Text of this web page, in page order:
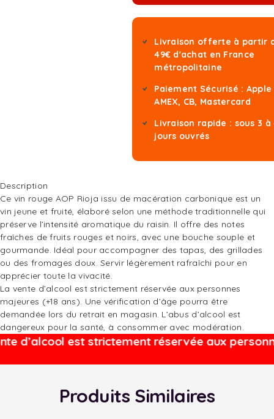
Livraison offerte à partir
49€ d'achat en France
métropolitaine
Paiement Sécurisé : Apple
AMEX, CB, Mastercard
Livraison rapide : sous 3 à
jours ouvrés
Description
Ce vin rouge AOP Rioja issu de macération carbonique est un
vin jeune et fruité, élaboré selon une méthode traditionnelle qui
préserve l’intensité aromatique du raisin. Il offre des notes
fraîches de fruits rouges et noirs, avec une bouche souple et
gourmande. Idéal pour accompagner des tapas, des grillades
ou des fromages doux. Servir légèrement rafraîchi pour en
apprécier toute la vivacité.
La vente d’alcool est strictement réservée aux personnes
majeures (+18 ans). Une vérification d’âge pourra être
demandée lors du retrait en magasin. L’abus d’alcool est
dangereux pour la santé, à consommer avec modération.
est strictement réservée aux personnes
Produits Similaires